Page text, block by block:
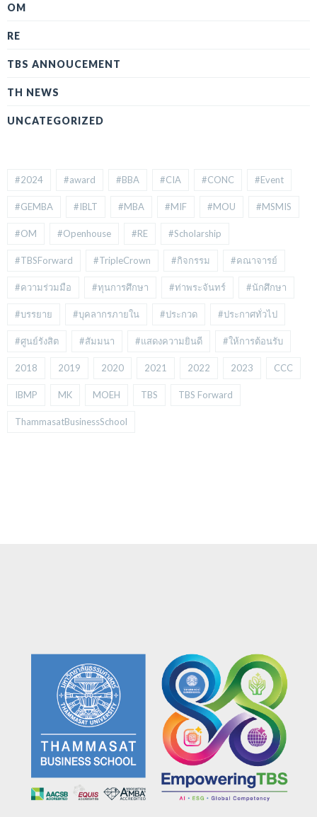
OM
RE
TBS ANNOUCEMENT
TH NEWS
UNCATEGORIZED
#2024 #award #BBA #CIA #CONC #Event
#GEMBA #IBLT #MBA #MIF #MOU #MSMIS
#OM #Openhouse #RE #Scholarship
#TBSForward #TripleCrown #กิจกรรม #คณาจารย์
#ความร่วมมือ #ทุนการศึกษา #ท่าพระจันทร์ #นักศึกษา
#บรรยาย #บุคลากรภายใน #ประกวด #ประกาศทั่วไป
#ศูนย์รังสิต #สัมมนา #แสดงความยินดี #ให้การต้อนรับ
2018 2019 2020 2021 2022 2023 CCC
IBMP MK MOEH TBS TBS Forward
ThammasatBusinessSchool